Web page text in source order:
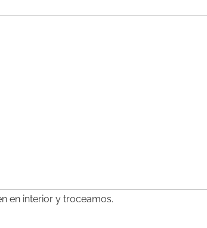
en interior y troceamos.